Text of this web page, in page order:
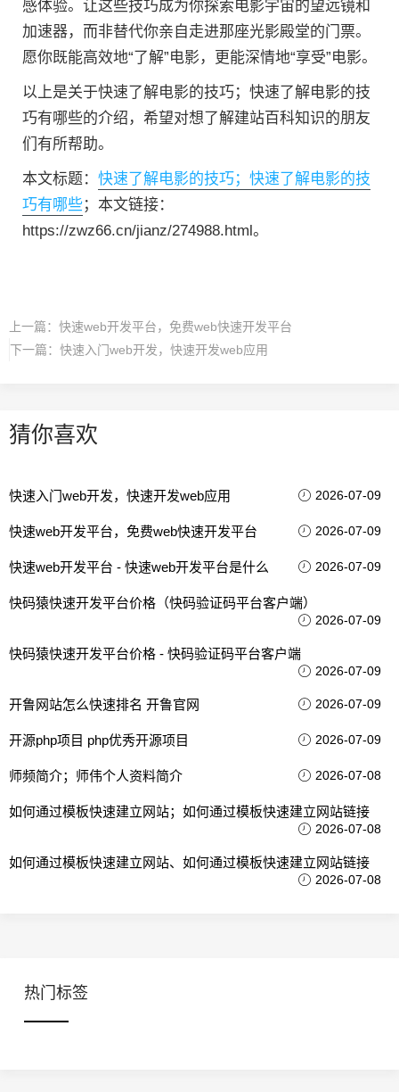
感体验。让这些技巧成为你探索电影宇宙的望远镜和
加速器，而非替代你亲自走进那座光影殿堂的门票。
愿你既能高效地“了解”电影，更能深情地“享受”电影。
以上是关于快速了解电影的技巧；快速了解电影的技
巧有哪些的介绍，希望对想了解建站百科知识的朋友
们有所帮助。
本文标题： 快速了解电影的技巧；快速了解电影的技
巧有哪些；本文链接：
https://zwz66.cn/jianz/274988.html。
上一篇： 快速web开发平台，免费web快速开发平台
下一篇： 快速入门web开发，快速开发web应用
猜你喜欢
快速入门web开发，快速开发web应用 2026-07-09
快速web开发平台，免费web快速开发平台 2026-07-09
快速web开发平台 - 快速web开发平台是什么 2026-07-09
快码猿快速开发平台价格（快码验证码平台客户端）
2026-07-09
快码猿快速开发平台价格 - 快码验证码平台客户端
2026-07-09
开鲁网站怎么快速排名 开鲁官网 2026-07-09
开源php项目 php优秀开源项目 2026-07-09
师频简介；师伟个人资料简介 2026-07-08
如何通过模板快速建立网站；如何通过模板快速建立网站链接
2026-07-08
如何通过模板快速建立网站、如何通过模板快速建立网站链接
2026-07-08
热门标签